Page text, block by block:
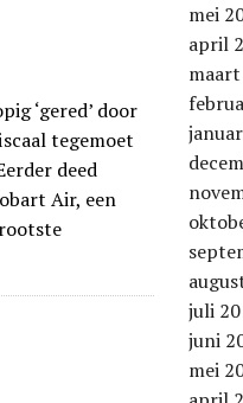
‘gered’ door
tegemoet
deed
Air, een
mei
april
juli
juni
mei